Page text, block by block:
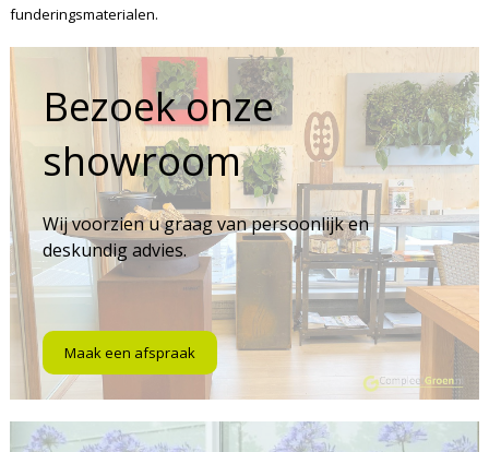
funderingsmaterialen.
Bezoek onze
showroom
Wij voorzien u graag van persoonlijk en
deskundig advies.
Maak een afspraak